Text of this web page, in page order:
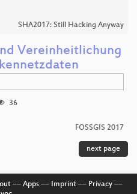
SHA2017: Still Hacking Anyway
Vereinheitlichung
36
FOSSGIS 2017
next page
–– Apps–– Imprint–– Privacy––